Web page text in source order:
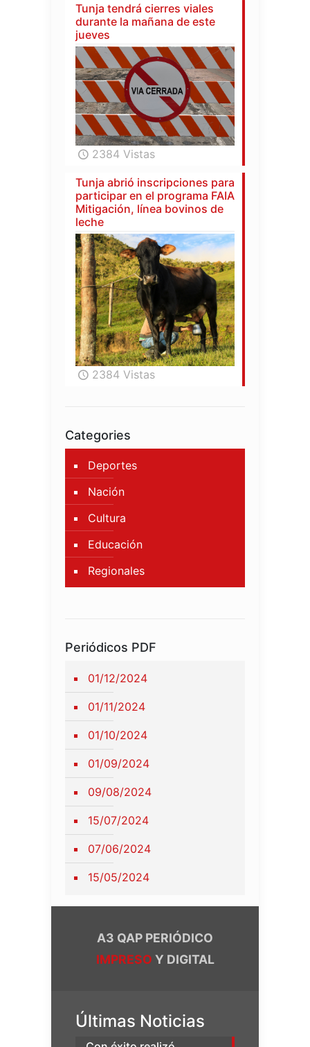
Tunja tendrá cierres viales
durante la mañana de este
jueves
2384 Vistas
Tunja abrió inscripciones para
participar en el programa FAIA
Mitigación, línea bovinos de
leche
2384 Vistas
Categories
Deportes
Nación
Cultura
Educación
Regionales
Periódicos PDF
01/12/2024
01/11/2024
01/10/2024
01/09/2024
09/08/2024
15/07/2024
07/06/2024
15/05/2024
A3 QAP PERIÓDICO
IMPRESO Y DIGITAL
Últimas Noticias